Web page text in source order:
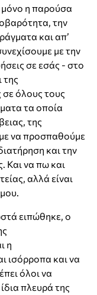
μόνο η παρούσα
την
και απ’
με την
σε εσάς - στο
της
σε όλους τους
τα οποία
της
να προσπαθούμε
και την
Και να πω και
αλλά είναι
ειπώθηκε, ο
η
ισόρροπα και να
όλοι να
πλευρά της